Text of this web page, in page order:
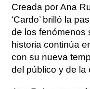
Creada por Ana
‘Cardo’ brilló la
de los fenómenos
historia continúa
con su nueva
del público y de la